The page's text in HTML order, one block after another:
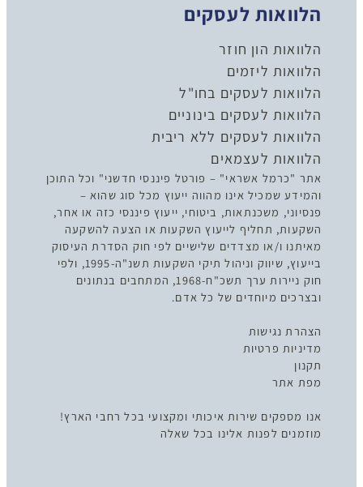
הלוואות לעסקים
הלוואות הון חוזר
הלוואות ליזמים
הלוואות לעסקים בחו"ל
הלוואות לעסקים בינוניים
הלוואות לעסקים ללא ריבית
הלוואות לעצמאים
אתר "כרמל אשראי" – פורטל פיננסי חדשני" וכל התוכן
והמידע שמכיל אינו מהווה ייעוץ מכל סוג שהוא –
פנסיוני, משכנתאות, ביטוחי, ייעוץ פיננסי כזה או אחר,
השקעות, תחליף לייעוץ השקעות או הצעה להשקעה
מאיתנו ו/או מצדדים שלישיים לפי חוק הסדרת העיסוק
בייעוץ, שיווק וניהול תיקי השקעות תשנ"ה-1995, ולפי
חוק ניירות ערך תשכ"ח-1968, המתחבים בנתונים
ובצרכים מיוחדים של כל אדם.
הצהרת נגישות
מדיניות פרטיות
תקנון
מפת אתר
אנו מספקים שירות איכותי ומקצועי בכל רחבי הארץ!
מוזמנים לפנות אלינו בכל שאלה